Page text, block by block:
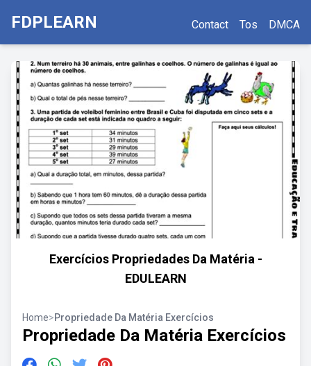
FDPLEARN Contact Tos DMCA
Exercícios Propriedades Da Matéria -
EDULEARN
Home>Propriedade Da Matéria Exercícios
Propriedade Da Matéria Exercícios